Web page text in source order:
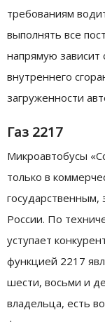
требованиям
выполнять все
напрямую зависит
внутреннего
загруженности
Газ 2217
Микроавтобусы
только в
России. По
уступает
функцией 2217
шести, восьми и
владельца, есть